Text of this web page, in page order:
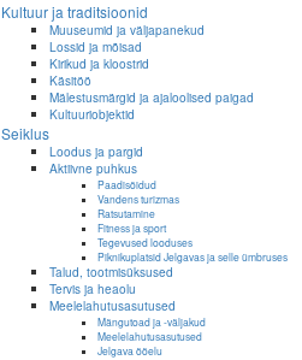
Kultuur ja traditsioonid
Muuseumid ja väljapanekud
Lossid ja mõisad
Kirikud ja kloostrid
Käsitöö
Mälestusmärgid ja ajaloolised paigad
Kultuuriobjektid
Seiklus
Loodus ja pargid
Aktiivne puhkus
Paadisõidud
Vandens turizmas
Ratsutamine
Fitness ja sport
Tegevused looduses
Piknikuplatsid Jelgavas ja selle ümbruses
Talud, tootmisüksused
Tervis ja heaolu
Meelelahutusasutused
Mängutoad ja -väljakud
Meelelahutusasutused
Jelgava ööelu